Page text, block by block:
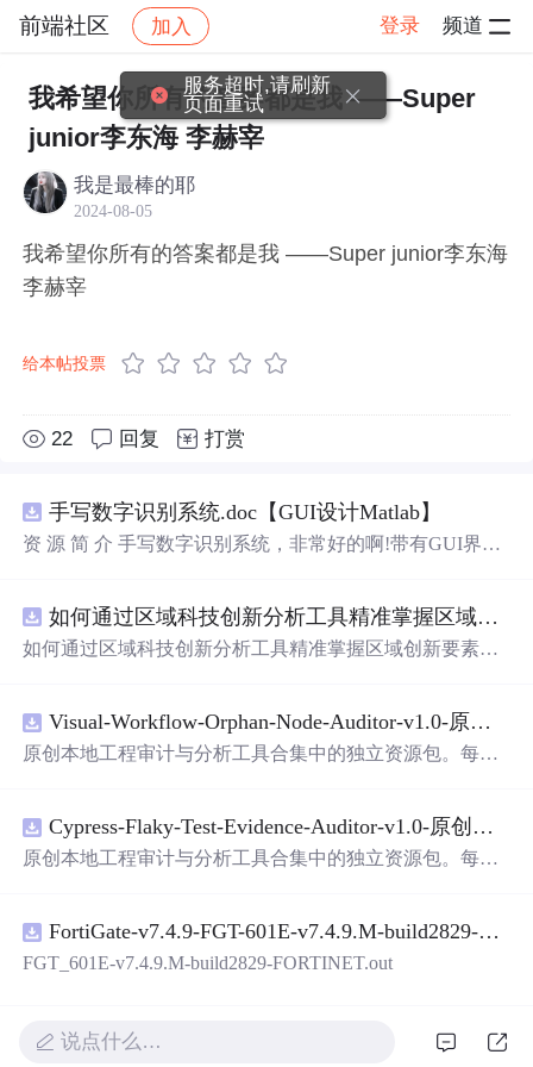
前端社区 加入 登录 频道
社区 前端社区 感慨 帖子详情
我希望你所有的答案都是我 ——Super
junior李东海 李赫宰
我是最棒的耶
2024-08-05
我希望你所有的答案都是我 ——Super junior李东海
李赫宰
给本帖投票
22 回复 打赏
手写数字识别系统.doc【GUI设计Matlab】
资 源 简 介 手写数字识别系统，非常好的啊!带有GUI界
带有直观的图形用户界面（GUI），非常容易使用。你只
需要将手写数字输入系统，它将立即给出准确的识别结
是一个非常方便和实用的工具，你一定会喜欢它的！
如何通过区域科技创新分析工具精准掌握区域创新要素分布与产业链融合现状？.docx
如何通过区域科技创新分析工具精准掌握区域创新要素分
Visual-Workflow-Orphan-Node-Auditor-v1.0-原创源码与文档.zip
原创本地工程审计与分析工具合集中的独立资源包。每个
README、运行说明、功能清单、MIT License及原创与授
权声明。解压后进入project目录，执行npm test验证算法，
目源码、Logo、官方截图、论文、生产日志或其他受限素
材。适合前端开发、AI应用工程、测试审计和课程实践。
Cypress-Flaky-Test-Evidence-Auditor-v1.0-原创源码与文档.zip
原创本地工程审计与分析工具合集中的独立资源包。每个
README、运行说明、功能清单、MIT License及原创与授
权声明。解压后进入project目录，执行npm test验证算法，
目源码、Logo、官方截图、论文、生产日志或其他受限素
材。适合前端开发、AI应用工程、测试审计和课程实践。
FortiGate-v7.4.9-FGT-601E-v7.4.9.M-build2829-FORTINET.out
FGT_601E-v7.4.9.M-build2829-FORTINET.out
说点什么…
服务超时,请刷新
页面重试